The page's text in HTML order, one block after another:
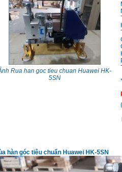
Rua han goc tieu chuan Huawei HK-
5SN
(
hàn góc tiêu chuẩn Huawei HK-5SN